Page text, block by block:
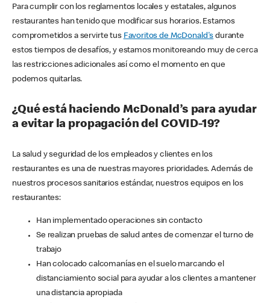
Para cumplir con los reglamentos locales y estatales, algunos
restaurantes han tenido que modificar sus horarios. Estamos
comprometidos a servirte tus Favoritos de McDonald's durante
estos tiempos de desafíos, y estamos monitoreando muy de cerca
las restricciones adicionales así como el momento en que
podemos quitarlas.
¿Qué está haciendo McDonald’s para ayudar
a evitar la propagación del COVID-19?
La salud y seguridad de los empleados y clientes en los
restaurantes es una de nuestras mayores prioridades. Además de
nuestros procesos sanitarios estándar, nuestros equipos en los
restaurantes:
Han implementado operaciones sin contacto
Se realizan pruebas de salud antes de comenzar el turno de
trabajo
Han colocado calcomanías en el suelo marcando el
distanciamiento social para ayudar a los clientes a mantener
una distancia apropiada